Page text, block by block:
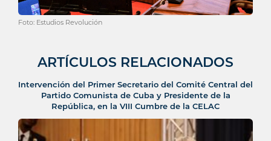
Foto: Estudios Revolución
ARTÍCULOS RELACIONADOS
Intervención del Primer Secretario del Comité Central del
Partido Comunista de Cuba y Presidente de la
República, en la VIII Cumbre de la CELAC